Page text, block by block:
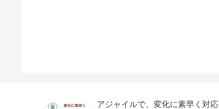
アジャイルで、変化に素早く対応